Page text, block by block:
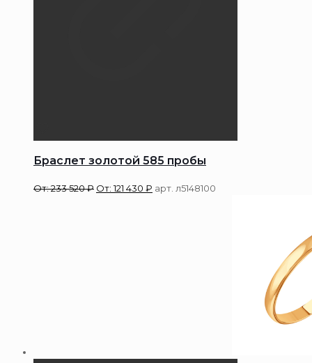
Браслет золотой 585 пробы
От:233 520₽ От:121 430 ₽ арт. л5148100